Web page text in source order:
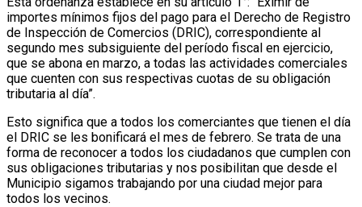
importes mínimos fijos del pago para el Derecho de Registro
de Inspección de Comercios (DRIC), correspondiente al
segundo mes subsiguiente del período fiscal en ejercicio,
que se abona en marzo, a todas las actividades comerciales
que cuenten con sus respectivas cuotas de su obligación
tributaria al día”.
Esto significa que a todos los comerciantes que tienen el día
el DRIC se les bonificará el mes de febrero. Se trata de una
forma de reconocer a todos los ciudadanos que cumplen con
sus obligaciones tributarias y nos posibilitan que desde el
Municipio sigamos trabajando por una ciudad mejor para
todos los vecinos.